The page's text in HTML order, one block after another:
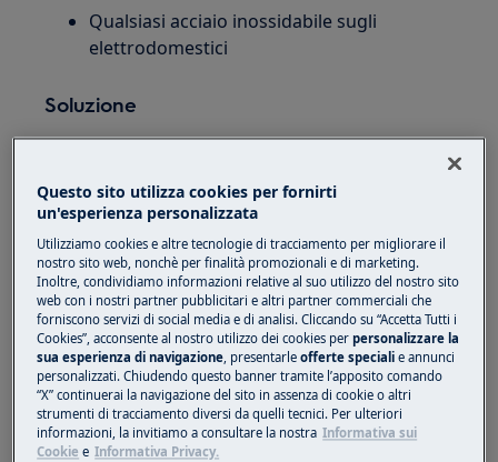
Qualsiasi acciaio inossidabile sugli
elettrodomestici
Soluzione
Larugginesull'acciaio inossidabile può essere
deterioramento del microstrato
superficiale dell'acciaio . Il microstrato di
ossido di cromo, se graffiato o danneggiato da
sostanze chimiche, lascia sensibile il piano e lo
rende aggredibile dall'umidità con conseguente
formazione di ruggine.
Si raccomanda pertanto di non utilizzare
sull'apparecchio detergenti abrasivi come
candeggina e detergenti a base di acido
cloridrico.
Questo sito utilizza cookies per fornirti
un'esperienza personalizzata
Utilizziamo cookies e altre tecnologie di tracciamento per migliorare il
nostro sito web, nonchè per finalità promozionali e di marketing.
Inoltre, condividiamo informazioni relative al suo utilizzo del nostro sito
web con i nostri partner pubblicitari e altri partner commerciali che
forniscono servizi di social media e di analisi. Cliccando su “Accetta Tutti i
Cookies”, acconsente al nostro utilizzo dei cookies perpersonalizzare la
sua esperienza di navigazione, presentarleofferte speciali e annunci
personalizzati. Chiudendo questo banner tramite l’apposito comando
“X” continuerai la navigazione del sito in assenza di cookie o altri
strumenti di tracciamento diversi da quelli tecnici. Per ulteriori
informazioni, la invitiamo a consultare la nostra Informativa sui
Cookie e Informativa Privacy.